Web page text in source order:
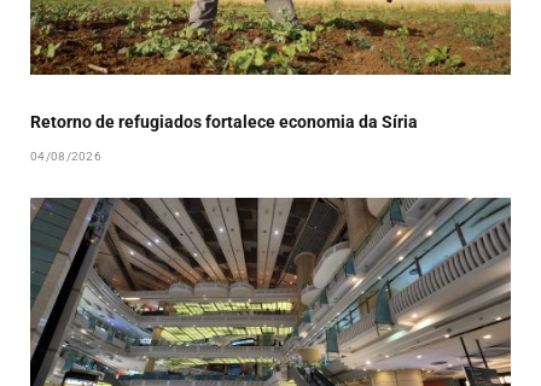
Retorno de refugiados fortalece economia da Síria
04/08/2026